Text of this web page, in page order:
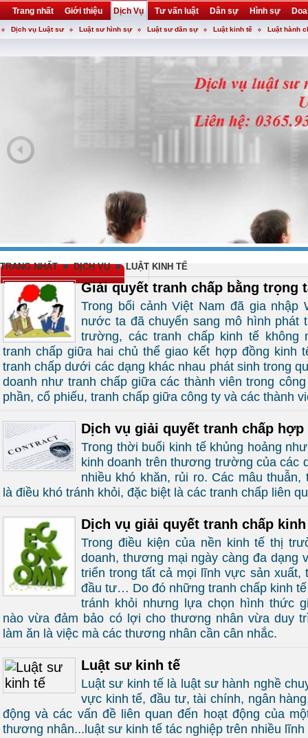
Trang nhất Giới thiệu Dịch Vụ Tư vấn luật Dân sự Hình sự
Khuyến mại Liên hệ forum utility
Dịch vụ Luật sư Luật sư hình sự Luật sư dân sự Luật kinh tế Luật hành
TRANG NHẤT » DỊCH VỤ » LUẬT KINH TẾ
Giải quyết tranh chấp bằng trọng
Trong bối cảnh Việt Nam đã gia nhập
nước ta đã chuyển sang mô hình phát
trường, các tranh chấp kinh tế không
tranh chấp giữa hai chủ thể giao kết hợp đồng kinh
tranh chấp dưới các dạng khác nhau phát sinh trong
doanh như tranh chấp giữa các thành viên trong
phần, cổ phiếu, tranh chấp giữa công ty và các thành
Dịch vụ giải quyết tranh chấp hợp
Trong thời buổi kinh tế khủng hoảng
kinh doanh trên thương trường của các
nhiều khó khăn, rủi ro. Các mâu thuẫn,
là điều khó tránh khỏi, đặc biệt là các tranh chấp liên
Dịch vụ giải quyết tranh chấp
Trong điều kiện của nền kinh tế thị
doanh, thương mại ngày càng đa dạng
triển trong tất cả mọi lĩnh vực sản xuất,
đầu tư… Do đó những tranh chấp kinh
tránh khỏi nhưng lựa chọn hình thức
nào vừa đảm bảo có lợi cho thương nhân vừa duy
làm ăn là việc mà các thương nhân cần cân nhắc.
Luật sư kinh tế
Luật sư kinh tế là luật sư hành nghề
vực kinh tế, đầu tư, tài chính, ngân
động và các vấn đề liên quan đến hoạt động của
thương nhân...luật sư kinh tế tác nghiệp trên nhiều